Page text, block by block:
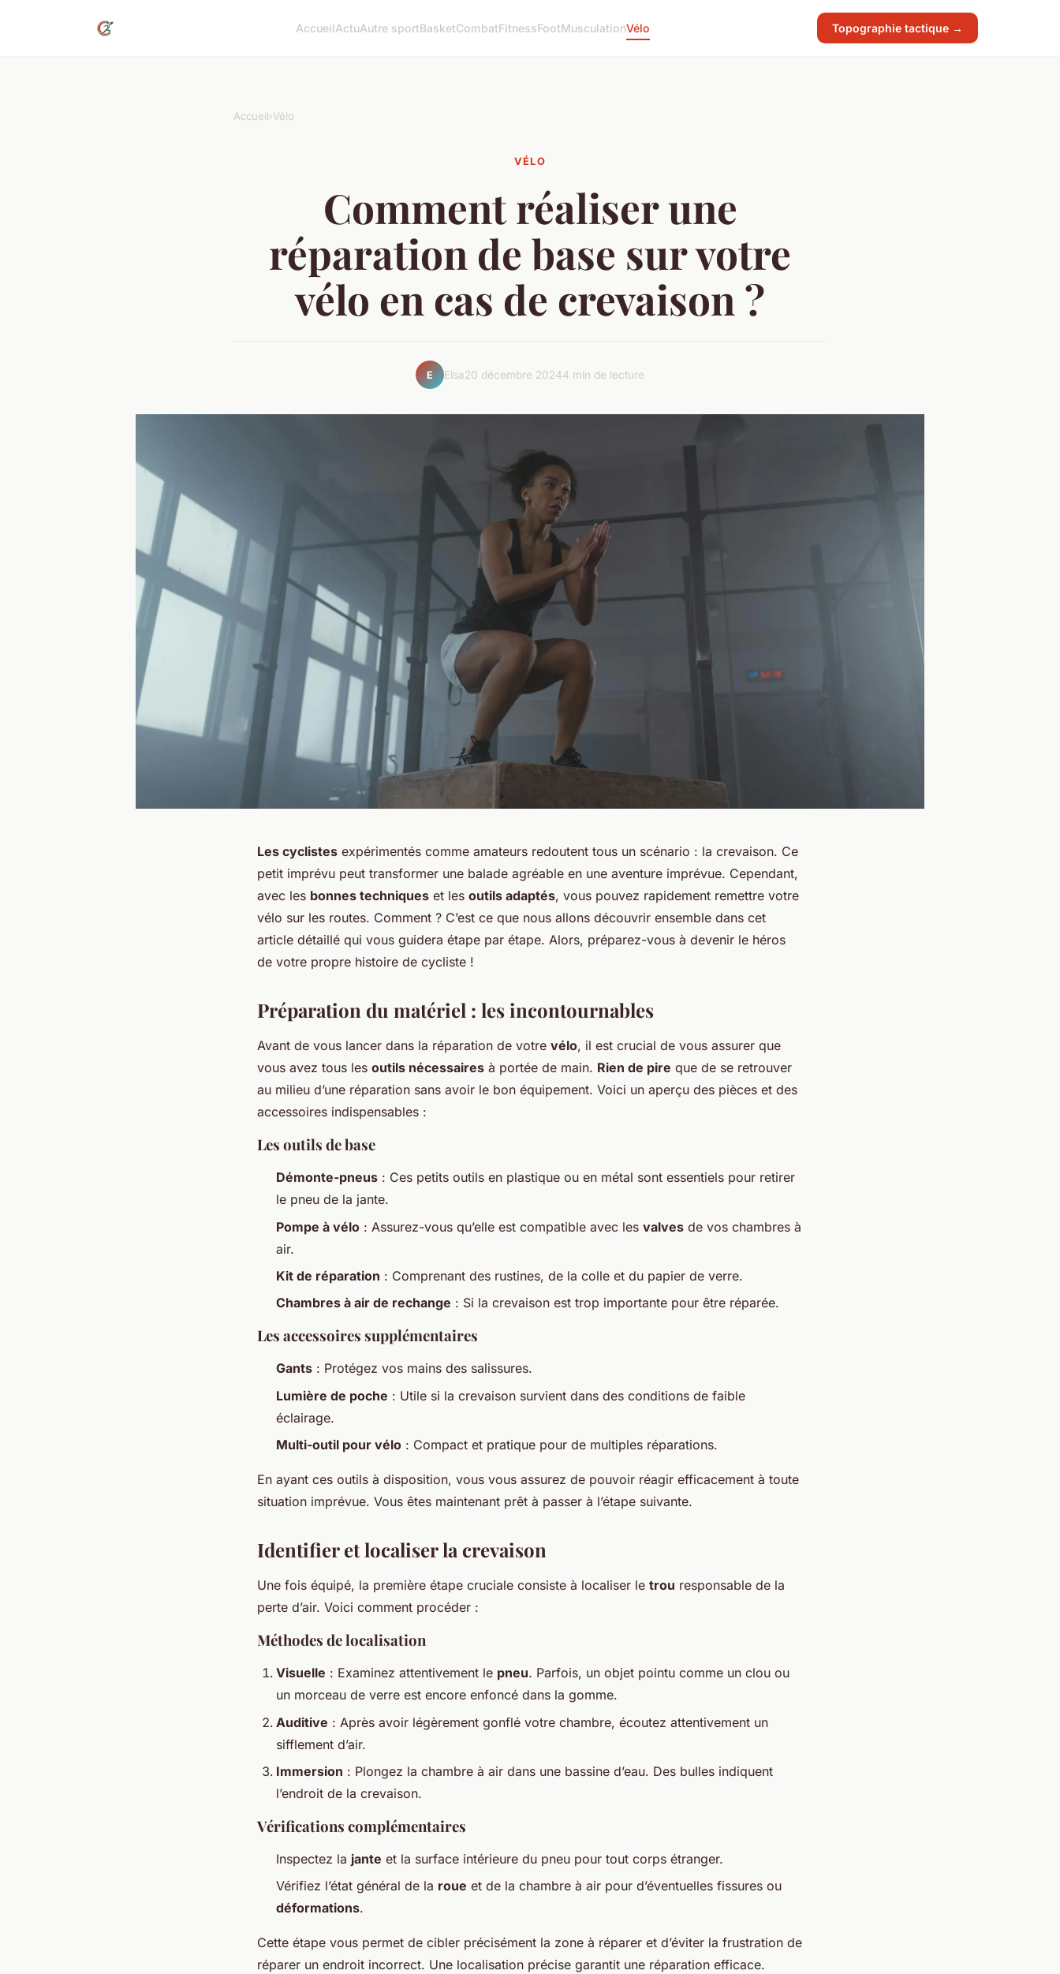
AccueilActuAutre sportBasketCombatFitnessFootMusculationVélo Topographie tactique →
Accueil›Vélo
VÉLO
Comment réaliser une
réparation de base sur votre
vélo en cas de crevaison ?
E Elsa20 décembre 20244 min de lecture
Les cyclistes expérimentés comme amateurs redoutent tous un scénario : la crevaison. Ce
petit imprévu peut transformer une balade agréable en une aventure imprévue. Cependant,
avec les bonnes techniques et les outils adaptés, vous pouvez rapidement remettre votre
vélo sur les routes. Comment ? C’est ce que nous allons découvrir ensemble dans cet
article détaillé qui vous guidera étape par étape. Alors, préparez-vous à devenir le héros
de votre propre histoire de cycliste !
Préparation du matériel : les incontournables
Avant de vous lancer dans la réparation de votre vélo, il est crucial de vous assurer que
vous avez tous les outils nécessaires à portée de main. Rien de pire que de se retrouver
au milieu d’une réparation sans avoir le bon équipement. Voici un aperçu des pièces et des
accessoires indispensables :
Les outils de base
Démonte-pneus : Ces petits outils en plastique ou en métal sont essentiels pour retirer
le pneu de la jante.
Pompe à vélo : Assurez-vous qu’elle est compatible avec les valves de vos chambres à
air.
Kit de réparation : Comprenant des rustines, de la colle et du papier de verre.
Chambres à air de rechange : Si la crevaison est trop importante pour être réparée.
Les accessoires supplémentaires
Gants : Protégez vos mains des salissures.
Lumière de poche : Utile si la crevaison survient dans des conditions de faible
éclairage.
Multi-outil pour vélo : Compact et pratique pour de multiples réparations.
En ayant ces outils à disposition, vous vous assurez de pouvoir réagir efficacement à toute
situation imprévue. Vous êtes maintenant prêt à passer à l’étape suivante.
Identifier et localiser la crevaison
Une fois équipé, la première étape cruciale consiste à localiser le trou responsable de la
perte d’air. Voici comment procéder :
Méthodes de localisation
Visuelle : Examinez attentivement le pneu. Parfois, un objet pointu comme un clou ou
un morceau de verre est encore enfoncé dans la gomme.
Auditive : Après avoir légèrement gonflé votre chambre, écoutez attentivement un
sifflement d’air.
Immersion : Plongez la chambre à air dans une bassine d’eau. Des bulles indiquent
l’endroit de la crevaison.
Vérifications complémentaires
Inspectez la jante et la surface intérieure du pneu pour tout corps étranger.
Vérifiez l’état général de la roue et de la chambre à air pour d’éventuelles fissures ou
déformations.
Cette étape vous permet de cibler précisément la zone à réparer et d’éviter la frustration de
réparer un endroit incorrect. Une localisation précise garantit une réparation efficace.